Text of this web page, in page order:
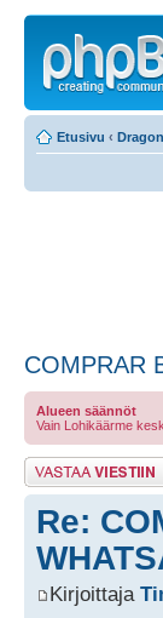
Etusivu ‹
COMPRAR
Alueen säännöt
Vain Lohikäärme
Lähetä vastaus
Re:
Kirjoittaja